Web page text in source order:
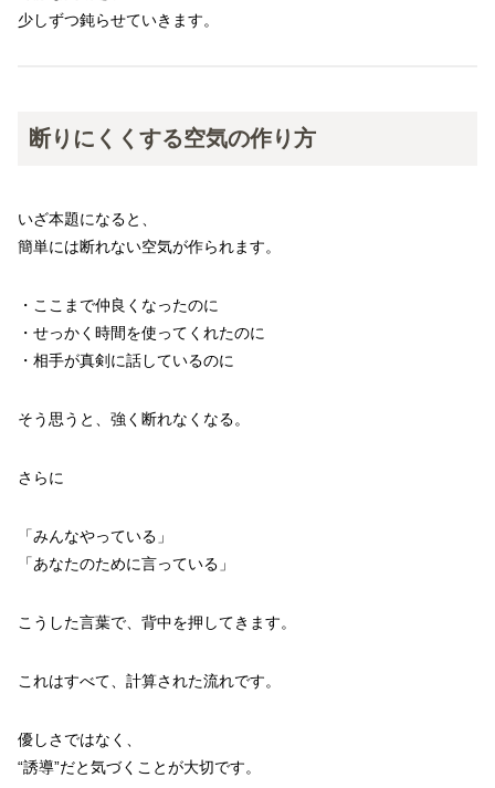
少しずつ鈍らせていきます。
断りにくくする空気の作り方
いざ本題になると、
簡単には断れない空気が作られます。
・ここまで仲良くなったのに
・せっかく時間を使ってくれたのに
・相手が真剣に話しているのに
そう思うと、強く断れなくなる。
さらに
「みんなやっている」
「あなたのために言っている」
こうした言葉で、背中を押してきます。
これはすべて、計算された流れです。
優しさではなく、
“誘導”だと気づくことが大切です。